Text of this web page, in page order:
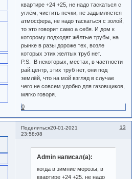
квартире +24 +25, не надо таскаться с
углём, чистить печки, не задымляется
атмосфера, не надо таскаться с золой,
то это говорит само а себя. И дом к
которому подходят жёлтые трубы, на
рынке в разы дороже тех, возле
которых этих желтых труб нет.
P.S. В некоторых, местах, в частности
рай.центр, этих труб нет, они под
землёй, что на мой взгляд в случае
чего не совсем удобно для газовщиков,
мягко говоря.
0
Поделиться 13
20-01-2021
23:58:08
Admin написал(а):
когда в зимние морозы, в
квартире +24 +25, не надо